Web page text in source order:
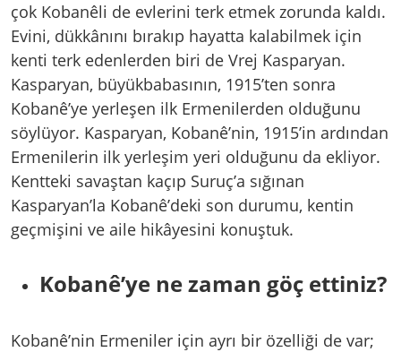
çok Kobanêli de evlerini terk etmek zorunda kaldı.
Evini, dükkânını bırakıp hayatta kalabilmek için
kenti terk edenlerden biri de Vrej Kasparyan.
Kasparyan, büyükbabasının, 1915’ten sonra
Kobanê’ye yerleşen ilk Ermenilerden olduğunu
söylüyor. Kasparyan, Kobanê’nin, 1915’in ardından
Ermenilerin ilk yerleşim yeri olduğunu da ekliyor.
Kentteki savaştan kaçıp Suruç’a sığınan
Kasparyan’la Kobanê’deki son durumu, kentin
geçmişini ve aile hikâyesini konuştuk.
Kobanê’ye ne zaman göç ettiniz?
Kobanê’nin Ermeniler için ayrı bir özelliği de var;